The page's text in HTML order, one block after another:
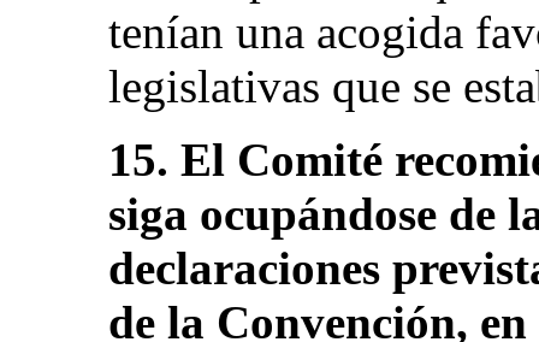
tenían una acogida
legislativas que se
15. El Comité
siga ocupándose de
declaraciones
de la Convención,